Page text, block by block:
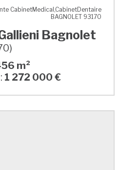
Bagnolet
CabinetMedical,CabinetDentaire
BAGNOLET 93170
Bagnolet
m²
1 272 000 €